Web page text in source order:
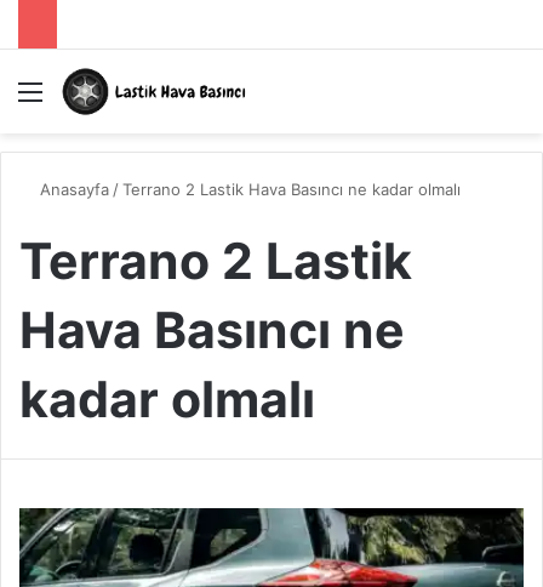
Menü
Anasayfa /Terrano 2 Lastik Hava Basıncı ne kadar olmalı
Terrano 2 Lastik
Hava Basıncı ne
kadar olmalı